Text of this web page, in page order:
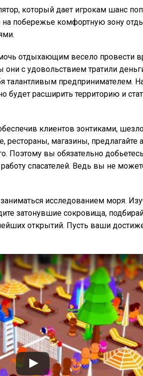
который дает игрокам шанс
на побережье комфортную зону
отдыхающим весело провести
с удовольствием тратили
талантливым предпринимателем.
будет расширить территорию и
клиентов зонтиками,
рестораны, магазины, предлагайте
Поэтому вы обязательно
спасателей. Ведь вы не
исследованием моря.
затонувшие сокровища,
открытий. Пусть ваши